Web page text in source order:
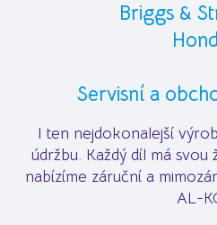
Briggs &
Servisní a
I ten nejdokonalejší
údržbu. Každý díl má
nabízíme záruční a
AL-